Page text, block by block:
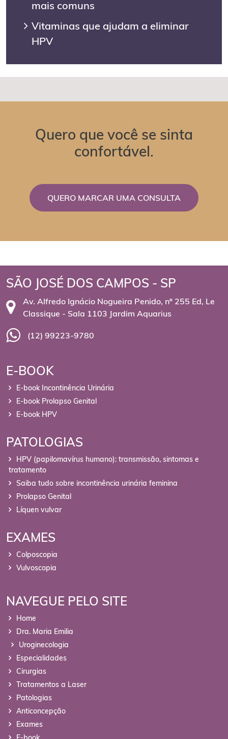
mais comuns
Vitaminas que ajudam a eliminar
HPV
Quero que você se sinta
confortável.
QUERO MARCAR UMA CONSULTA
SÃO JOSÉ DOS CAMPOS - SP
Av. Alfredo Ignácio Nogueira Penido, nº 255 Ed, Le
Classique - Sala 1103 Jardim Aquarius
(12) 99223-9780
E-BOOK
E-book Incontinência Urinária
E-book Prolapso Genital
E-book HPV
PATOLOGIAS
HPV (papilomavírus humano): transmissão, sintomas e
tratamento
Saiba tudo sobre incontinência urinária feminina
Prolapso Genital
Líquen vulvar
EXAMES
Colposcopia
Vulvoscopia
NAVEGUE PELO SITE
Home
Dra. Maria Emilia
Uroginecologia
Especialidades
Cirurgias
Tratamentos a Laser
Patologias
Anticoncepção
Exames